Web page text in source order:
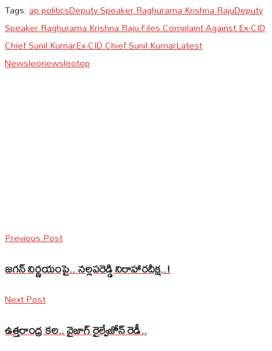
Tags:ap politicsDeputy Speaker Raghurama Krishna RajuDeputy
Speaker Raghurama Krishna Raju Files Complaint Against Ex-CID
Chief Sunil KumarEx-CID Chief Sunil KumarLatest
Newsleonewsleotop
Previous Post
జగన్‌ నిర్ణయంపై.. నల్లపరెడ్డి నిరాహారదీక్ష..!
Next Post
ఉత్తరాంధ్ర కల.. వైజాగ్‌ రైల్వేజోన్‌ రెడీ..